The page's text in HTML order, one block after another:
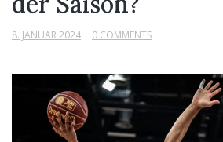
8. JANUAR 2024 0 COMMENTS